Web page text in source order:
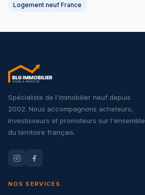
Logement neuf France
Spécialiste de l'immobilier neuf depuis
2002. Nous accompagnons acheteurs,
investisseurs et promoteurs sur l'ensemble
du territoire français.
NOS SERVICES